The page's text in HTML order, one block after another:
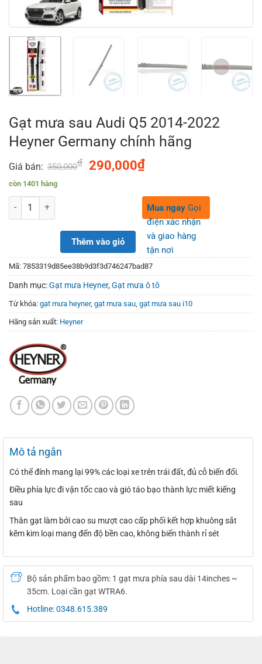
Gạt mưa sau Audi Q5 2014-2022
Heyner Germany chính hãng
Giá bán: 350,000₫
Original
350,000₫.
290,000₫Current
290,000₫.
còn 1401 hàng
Số lượng
Thêm vào giỏ
Mua ngay Gọi
điện xác nhận
và giao hàng
tận nơi
Mã: 7853319d85ee38b9d3f3d746247bad87
Danh mục:Gạt mưa Heyner,Gạt mưa ô tô
Từ khóa: gạt mưa heyner, gạt mưa sau gạt mưa sau i10
Hãng sản xuất: Heyner
Mô tả ngắn
Có thể đính mang lại 99% các loại xe trên trái đất, đủ cỗ biến đổi.
Điều phía lực đi vận tốc cao và gió táo bạo thành lực miết kiếng
sau
Thân gạt làm bởi cao su mượt cao cấp phối kết hợp khuông sắt
kẽm kim loại mang đến độ bền cao, không biến thành rỉ sét
Bộ sản phẩm bao gồm: 1 gạt mưa phía sau dài 14inches ~
35cm. Loại cần gạt WTRA6.
Hotline: 0348.615.389